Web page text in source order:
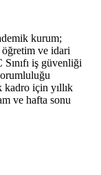
kurum;
ve idari
iş güvenliği
kadro için yıllık
ve hafta sonu